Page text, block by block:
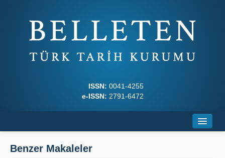
ISSN: 0041-4255
e-ISSN: 2791-6472
Benzer Makaleler